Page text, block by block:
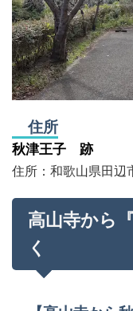
住所
秋津王子 跡
住所：和歌山県田辺
高山寺から
く